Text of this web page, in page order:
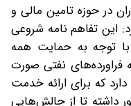
در حوزه تامین مالی و
این تفاهم نامه شروعی
توجه به حمایت همه
فراورده‌های نفتی صورت
که برای ارائه خدمت
داشته تا از چالش‌هایی